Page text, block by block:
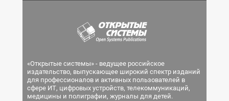
«Открытые системы» - ведущее российское
издательство, выпускающее широкий спектр изданий
для профессионалов и активных пользователей в
сфере ИТ, цифровых устройств, телекоммуникаций,
медицины и полиграфии, журналы для детей.